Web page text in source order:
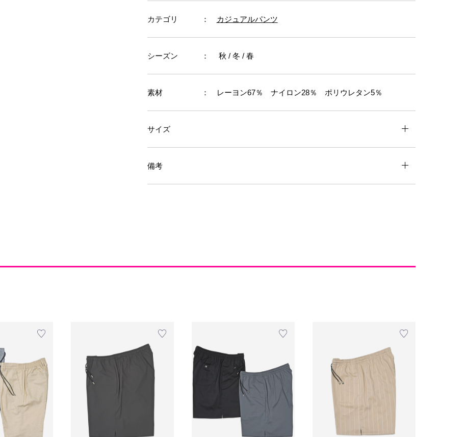
カテゴリ ： カジュアルパンツ
シーズン ： 秋 / 冬 / 春
素材 ： レーヨン67％ ナイロン28％ ポリウレタン5％
サイズ
備考